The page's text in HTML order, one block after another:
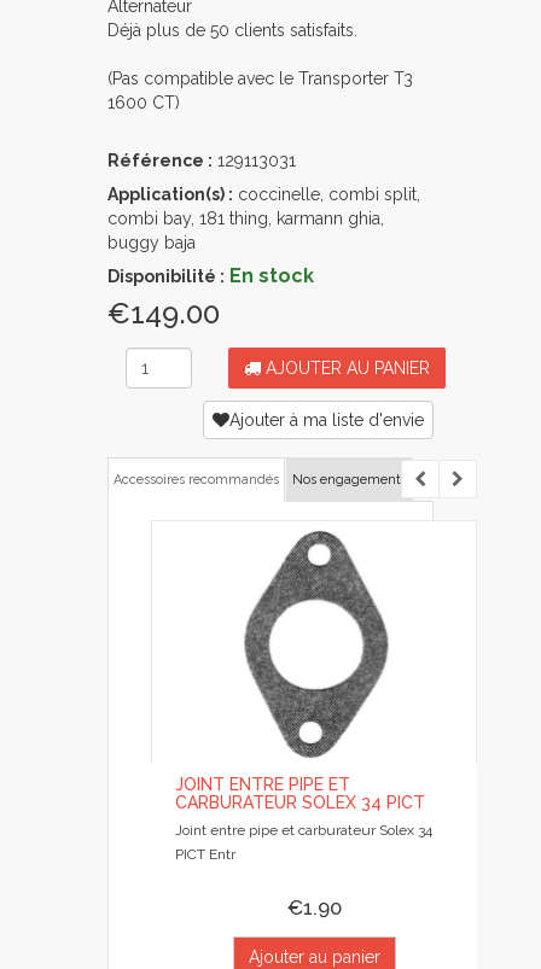
Alternateur
Déjà plus de 50 clients satisfaits.
(Pas compatible avec le Transporter T3
1600 CT)
Référence : 129113031
Application(s) : coccinelle, combi split,
combi bay, 181 thing, karmann ghia,
buggy baja
Disponibilité : En stock
€149.00
AJOUTER AU PANIER
Ajouter à ma liste d'envie
Accessoires recommandés Nos engagements
JOINT ENTRE PIPE ET
CARBURATEUR SOLEX 34 PICT
Joint entre pipe et carburateur Solex 34
PICT Entr
€1.90
Ajouter au panier